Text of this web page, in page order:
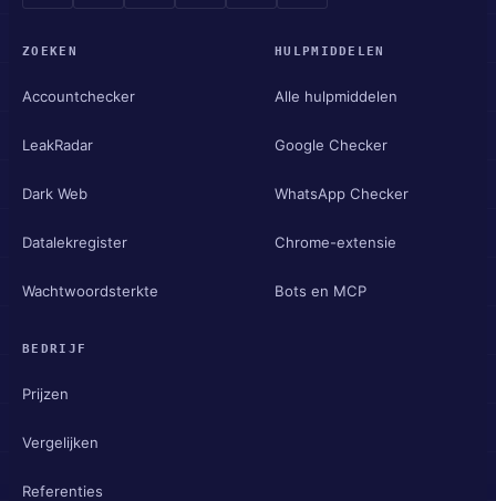
ZOEKEN
Accountchecker
LeakRadar
Dark Web
Datalekregister
Wachtwoordsterkte
HULPMIDDELEN
Alle hulpmiddelen
Google Checker
WhatsApp Checker
Chrome-extensie
Bots en MCP
BEDRIJF
Prijzen
Vergelijken
Referenties